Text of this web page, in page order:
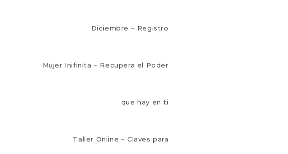
Diciembre – Registro
Mujer Inifinita – Recupera el Poder
que hay en ti
Taller Online – Claves para